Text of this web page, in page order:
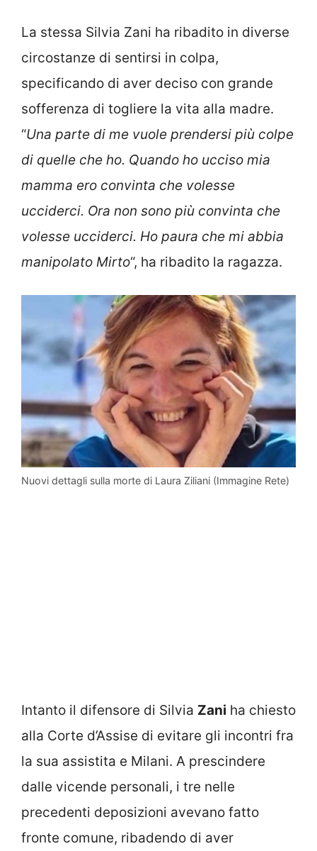
La stessa Silvia Zani ha ribadito in diverse
circostanze di sentirsi in colpa,
specificando di aver deciso con grande
sofferenza di togliere la vita alla madre.
“Una parte di me vuole prendersi più colpe
di quelle che ho. Quando ho ucciso mia
mamma ero convinta che volesse
ucciderci. Ora non sono più convinta che
volesse ucciderci. Ho paura che mi abbia
manipolato Mirto“, ha ribadito la ragazza.
Nuovi dettagli sulla morte di Laura Ziliani (Immagine Rete)
Intanto il difensore di Silvia Zani ha chiesto
alla Corte d’Assise di evitare gli incontri fra
la sua assistita e Milani. A prescindere
dalle vicende personali, i tre nelle
precedenti deposizioni avevano fatto
fronte comune, ribadendo di aver